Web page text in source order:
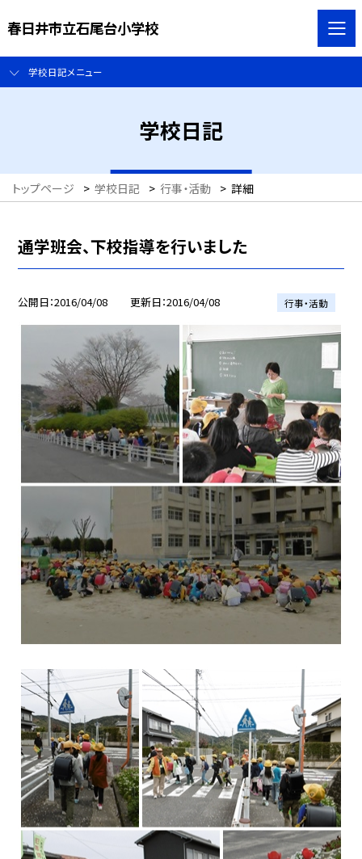
春日井市立石尾台小学校
学校日記メニュー
学校日記
トップページ > 学校日記 > 行事・活動 > 詳細
通学班会、下校指導を行いました
公開日 2016/04/08 更新日 2016/04/08 行事・活動